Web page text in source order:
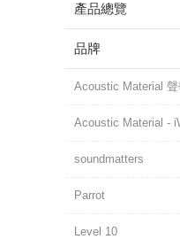
產品總覽
品牌
Acoustic Material
Acoustic Material -
soundmatters
Parrot
Level 10